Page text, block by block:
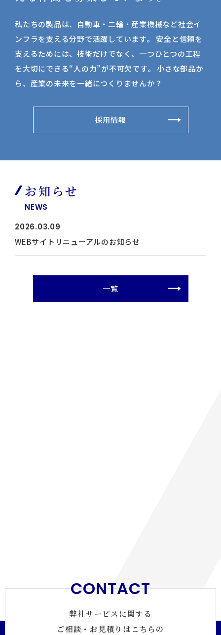
私たちの製品は、自動車・二輪・産業機械など社会イ
ンフラを支える分野で活躍しています。
安全と信頼を
支えるためには、技術だけでなく、一つひとつの工程
を大切にできる“人の力”が不可欠です。
小さな部品か
ら、産業の未来を一緒につくりませんか？
採用情報
お知らせ
NEWS
2026.03.09
WEBサイトリニューアルのお知らせ
一覧
CONTACT
弊社サービスに関する
ご相談・お見積りはこちらの